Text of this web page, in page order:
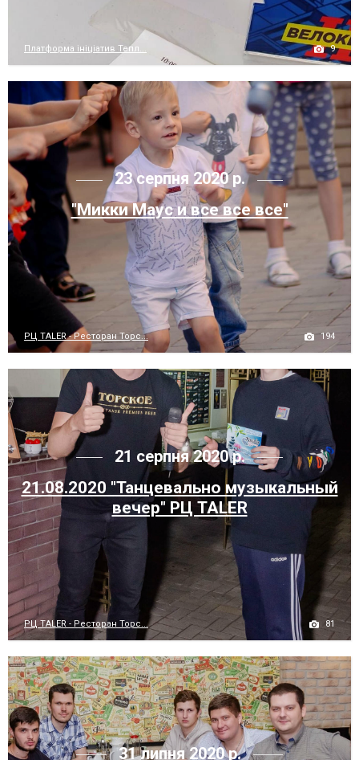
Платформа ініціатив Тепл... 9
23 серпня 2020 р.
"Микки Маус и все все все"
РЦ TALER - Ресторан Торс... 194
21 серпня 2020 р.
21.08.2020 "Танцевально музыкальный
вечер" РЦ TALER
РЦ TALER - Ресторан Торс... 81
31 липня 2020 р.